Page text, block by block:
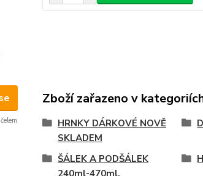
Zboží zařazeno v
HRNKY DÁRKOVÉ NOVĚ
SKLADEM
ŠÁLEK A PODŠÁLEK
240ml-470ml,